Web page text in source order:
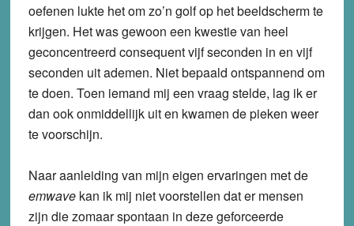
oefenen lukte het om zo’n golf op het beeldscherm te
krijgen. Het was gewoon een kwestie van heel
geconcentreerd consequent vijf seconden in en vijf
seconden uit ademen. Niet bepaald ontspannend om
te doen. Toen iemand mij een vraag stelde, lag ik er
dan ook onmiddellijk uit en kwamen de pieken weer
te voorschijn.
Naar aanleiding van mijn eigen ervaringen met de
emwavekan ik mij niet voorstellen dat er mensen
zijn die zomaar spontaan in deze geforceerde